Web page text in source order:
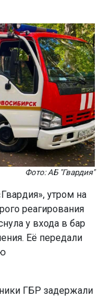
Фото: АБ "Гвардия"
утром на
реагирования
у входа в бар
Её передали
ГБР задержали